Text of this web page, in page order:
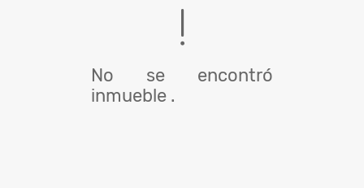
No se encontró
inmueble .